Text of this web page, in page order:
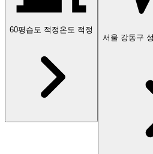
60평 습도 적정 온도 적정
서울 강동구